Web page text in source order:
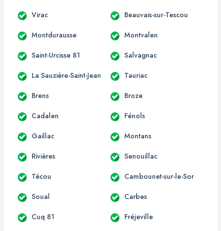
Virac Beauvais-sur-Tescou
Montdurausse Montvalen
Saint-Urcisse 81 Salvagnac
La Sauzière-Saint-Jean Tauriac
Brens Broze
Cadalen Fénols
Gaillac Montans
Rivières Senouillac
Técou Cambounet-sur-le-Sor
Soual Carbes
Cuq 81 Fréjeville